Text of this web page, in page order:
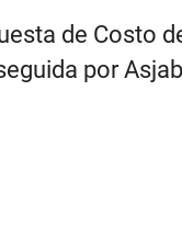
de Costo
por